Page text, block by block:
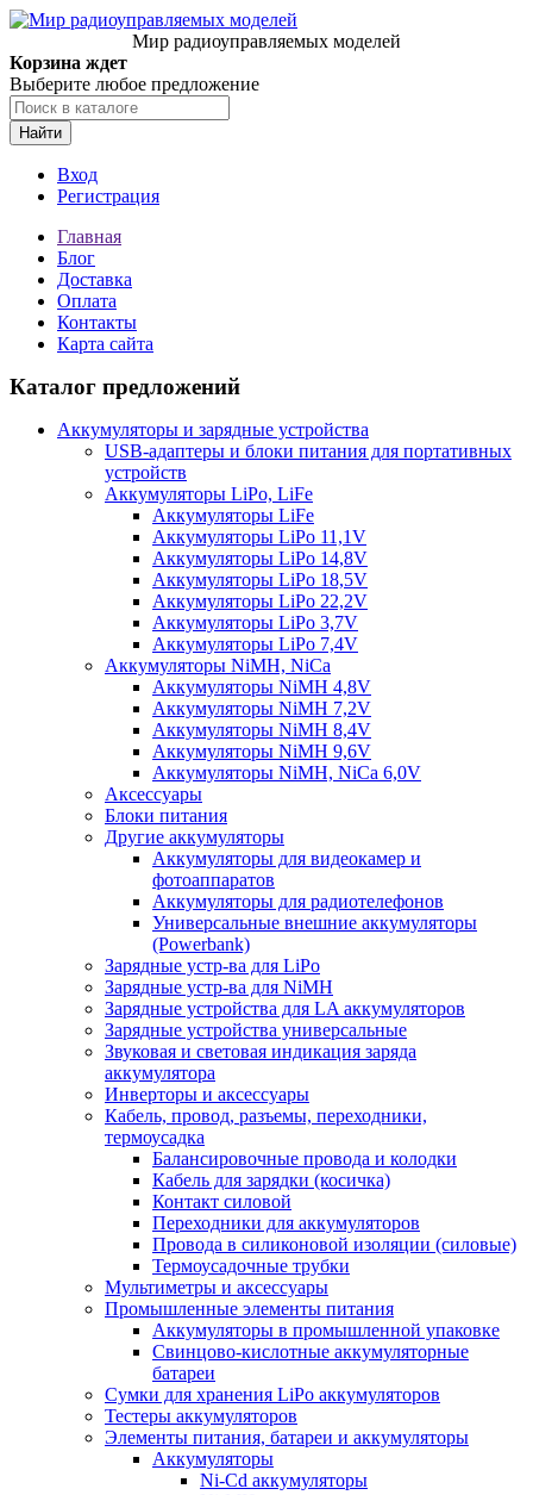
Мир радиоуправляемых моделей
Корзина ждет
Выберите любое предложение
Найти
Вход
Регистрация
Главная
Блог
Доставка
Оплата
Контакты
Карта сайта
Каталог предложений
Аккумуляторы и зарядные устройства
USB-адаптеры и блоки питания для портативных
устройств
Аккумуляторы LiPo, LiFe
Аккумуляторы LiFe
Аккумуляторы LiPo 11,1V
Аккумуляторы LiPo 14,8V
Аккумуляторы LiPo 18,5V
Аккумуляторы LiPo 22,2V
Аккумуляторы LiPo 3,7V
Аккумуляторы LiPo 7,4V
Аккумуляторы NiMH, NiCa
Аккумуляторы NiMH 4,8V
Аккумуляторы NiMH 7,2V
Аккумуляторы NiMH 8,4V
Аккумуляторы NiMH 9,6V
Аккумуляторы NiMH, NiCa 6,0V
Аксессуары
Блоки питания
Другие аккумуляторы
Аккумуляторы для видеокамер и
фотоаппаратов
Аккумуляторы для радиотелефонов
Универсальные внешние аккумуляторы
(Powerbank)
Зарядные устр-ва для LiPo
Зарядные устр-ва для NiMH
Зарядные устройства для LA аккумуляторов
Зарядные устройства универсальные
Звуковая и световая индикация заряда
аккумулятора
Инверторы и аксессуары
Кабель, провод, разъемы, переходники,
термоусадка
Балансировочные провода и колодки
Кабель для зарядки (косичка)
Контакт силовой
Переходники для аккумуляторов
Провода в силиконовой изоляции (силовые)
Термоусадочные трубки
Мультиметры и аксессуары
Промышленные элементы питания
Аккумуляторы в промышленной упаковке
Свинцово-кислотные аккумуляторные
батареи
Сумки для хранения LiPo аккумуляторов
Тестеры аккумуляторов
Элементы питания, батареи и аккумуляторы
Аккумуляторы
Ni-Cd аккумуляторы